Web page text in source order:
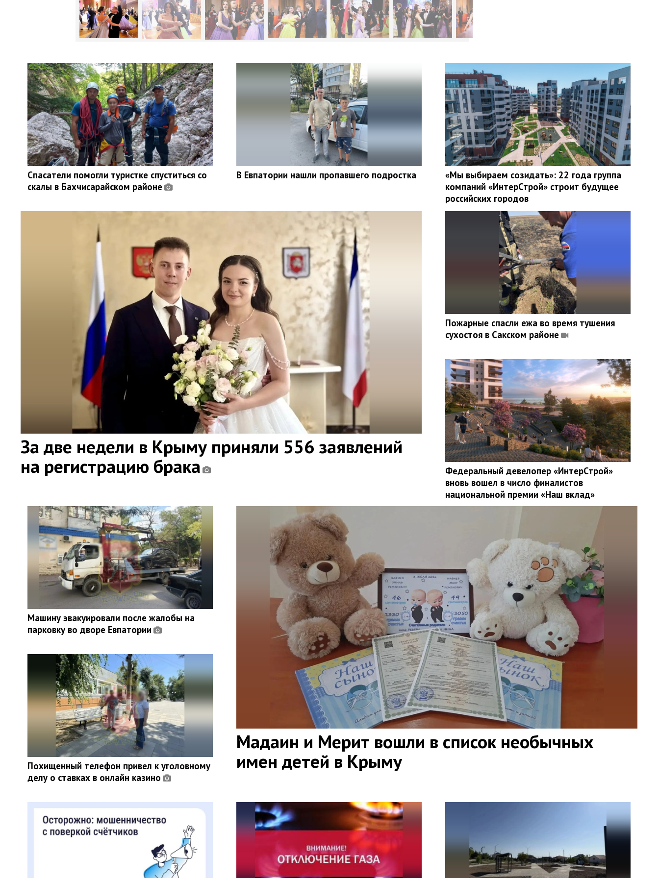
Спасатели помогли туристке спуститься со
скалы в Бахчисарайском районе
В Евпатории нашли пропавшего подростка
«Мы выбираем созидать»: 22 года группа
компаний «ИнтерСтрой» строит будущее
российских городов
За две недели в Крыму приняли 556 заявлений
на регистрацию брака
Пожарные спасли ежа во время тушения
сухостоя в Сакском районе
Федеральный девелопер «ИнтерСтрой»
вновь вошел в число финалистов
национальной премии «Наш вклад»
Мадаин и Мерит вошли в список необычных
имен детей в Крыму
Машину эвакуировали после жалобы на
парковку во дворе Евпатории
Похищенный телефон привел к уголовному
делу о ставках в онлайн казино